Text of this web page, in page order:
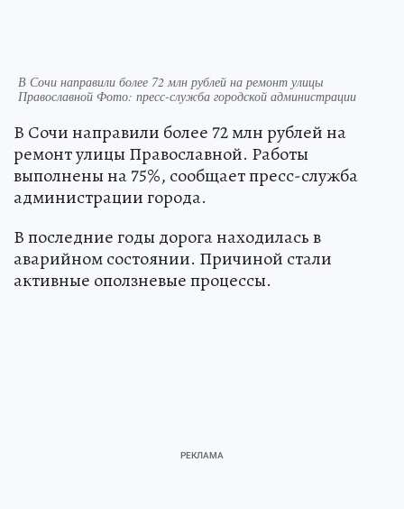
В Сочи направили более 72 млн рублей на ремонт улицы
Православной Фото: пресс-служба городской администрации
В Сочи направили более 72 млн рублей на
ремонт улицы Православной. Работы
выполнены на 75%, сообщает пресс-служба
администрации города.
В последние годы дорога находилась в
аварийном состоянии. Причиной стали
активные оползневые процессы.